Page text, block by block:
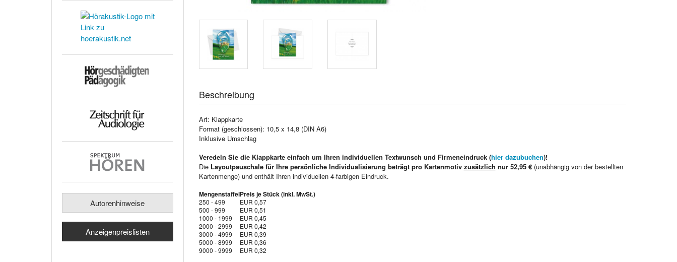
Beschreibung
Art: Klappkarte
Format (geschlossen): 10,5 x 14,8 (DIN A6)
Inklusive Umschlag
Veredeln Sie die Klappkarte einfach um Ihren individuellen Textwunsch und Firmeneindruck (hier dazubuchen)!
Die Layoutpauschale für Ihre persönliche Individualisierung beträgt pro Kartenmotiv zusätzlich nur 52,95 €(unabhängig von der bestellten
Kartenmenge) und enthält Ihren individuellen 4-farbigen Eindruck.
MengenstaffelPreis je Stück (inkl. MwSt.)
250 - 499
EUR 0,57
500 - 999
EUR 0,51
1000 - 1999
EUR 0,45
2000 - 2999
EUR 0,42
3000 - 4999
EUR 0,39
5000 - 8999
EUR 0,36
9000 - 9999
EUR 0,32
Autorenhinweise
Anzeigenpreislisten